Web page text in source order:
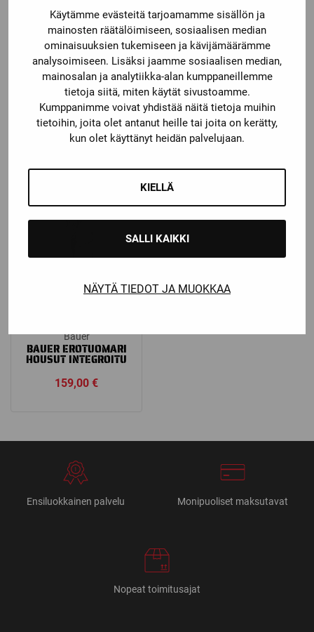
Käytämme evästeitä tarjoamamme sisällön ja
mainosten räätälöimiseen, sosiaalisen median
ominaisuuksien tukemiseen ja kävijämäärämme
analysoimiseen. Lisäksi jaamme sosiaalisen median,
mainosalan ja analytiikka-alan kumppaneillemme
tietoja siitä, miten käytät sivustoamme.
Kumppanimme voivat yhdistää näitä tietoja muihin
tietoihin, joita olet antanut heille tai joita on kerätty,
kun olet käyttänyt heidän palvelujaan.
KIELLÄ
SALLI KAIKKI
NÄYTÄ TIEDOT JA MUOKKAA
Bauer
BAUER
HARJOITUSPAITA FLEX
Katso kaikki vaihtoehdot
Price
through
Bauer
BAUER SUKKALIIVI
15,00 –
Bauer
BAUER EROTUOMARI
HOUSUT INTEGROITU
159,00€
Ensiluokkainen palvelu Monipuoliset maksutavat
Nopeat toimitusajat